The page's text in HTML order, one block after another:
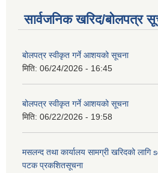
सार्वजनिक खरिद/बोलपत्र
बोलपत्र स्वीकृत गर्ने आशयको सूचना
मिति: 06/24/2026 - 16:45
बोलपत्र स्वीकृत गर्ने आशयको सूचना
मिति: 06/22/2026 - 19:58
मसलन्द तथा कार्यालय सामग्री खरिदको
पटक प्रकशितसूचना